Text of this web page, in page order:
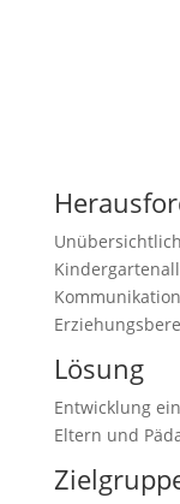
Lösung
Entwicklung
Eltern und